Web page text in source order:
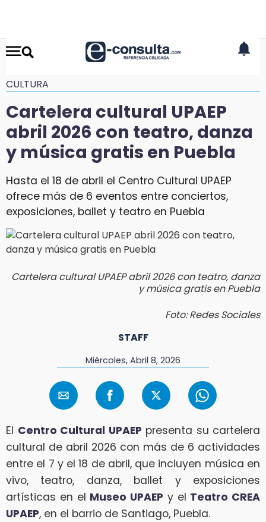
CULTURA
Cartelera cultural UPAEP
abril 2026 con teatro, danza
y música gratis en Puebla
Hasta el 18 de abril el Centro Cultural UPAEP
ofrece más de 6 eventos entre conciertos,
exposiciones, ballet y teatro en Puebla
Cartelera cultural UPAEP abril 2026 con teatro, danza
y música gratis en Puebla
Foto: Redes Sociales
STAFF
Miércoles, Abril 8, 2026
El Centro Cultural UPAEP presenta su cartelera
cultural de abril 2026 con más de 6 actividades
entre el 7 y el 18 de abril, que incluyen música en
vivo, teatro, danza, ballet y exposiciones
artísticas en el Museo UPAEP y el Teatro CREA
UPAEP, en el barrio de Santiago, Puebla.